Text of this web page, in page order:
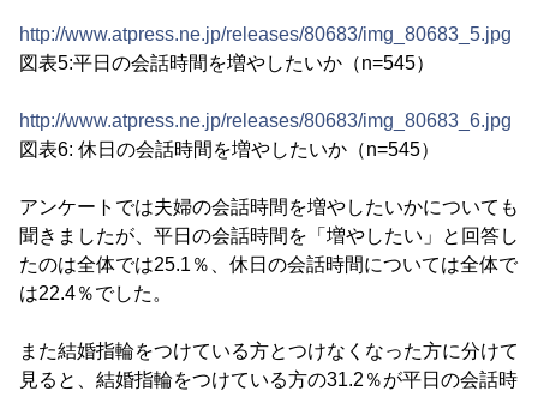
http://www.atpress.ne.jp/releases/80683/img_80683_5.jpg
図表5:平日の会話時間を増やしたいか（n=545）
http://www.atpress.ne.jp/releases/80683/img_80683_6.jpg
図表6: 休日の会話時間を増やしたいか（n=545）
アンケートでは夫婦の会話時間を増やしたいかについても
聞きましたが、平日の会話時間を「増やしたい」と回答し
たのは全体では25.1％、休日の会話時間については全体で
は22.4％でした。
また結婚指輪をつけている方とつけなくなった方に分けて
見ると、結婚指輪をつけている方の31.2％が平日の会話時